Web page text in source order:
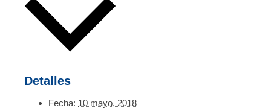
Detalles
Fecha: 10 mayo, 2018